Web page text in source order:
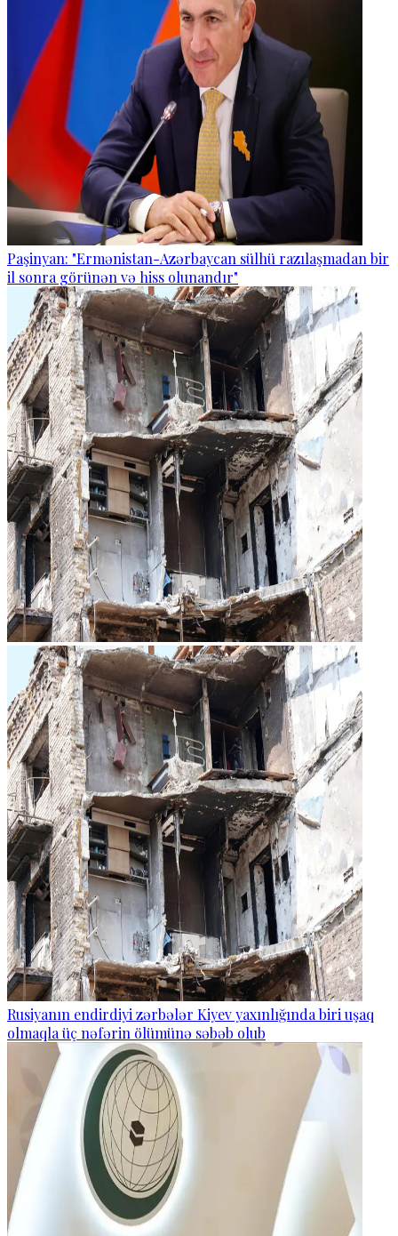
Paşinyan: "Ermənistan-Azərbaycan sülhü razılaşmadan bir
il sonra görünən və hiss olunandır"
Rusiyanın endirdiyi zərbələr Kiyev yaxınlığında biri uşaq
olmaqla üç nəfərin ölümünə səbəb olub